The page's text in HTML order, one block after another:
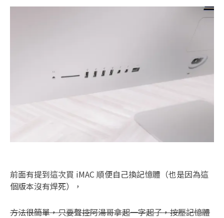
前面有提到這次買 iMAC 順便自己換記憶體（也是因為這
個版本沒有焊死），
方法很簡單，只要聲控阿湯哥拿起一字起子，按壓記憶體